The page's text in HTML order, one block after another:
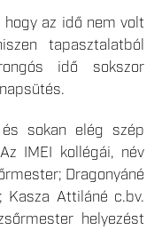
az idő nem volt
tapasztalatból
idő sokszor
sokan elég szép
IMEI kollégái, név
Dragonyáné
Kasza Attiláné c.bv.
helyezést